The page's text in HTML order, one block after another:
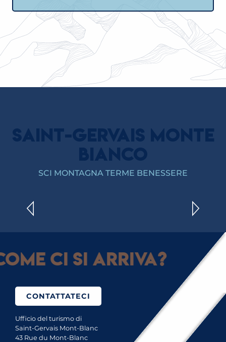
LES THERMES E LE SUE ATTIVITÀ
LEGGI TUTTO
SAINT-GERVAIS MONTE
BIANCO
SCI MONTAGNA TERME BENESSERE
DOMANDE FREQUENTI SULLA SPA
LEGGI TUTTO
ci si arriva?
CONTATTATECI
Ufficio del turismo di
Saint-Gervais Mont-Blanc
43 Rue du Mont-Blanc